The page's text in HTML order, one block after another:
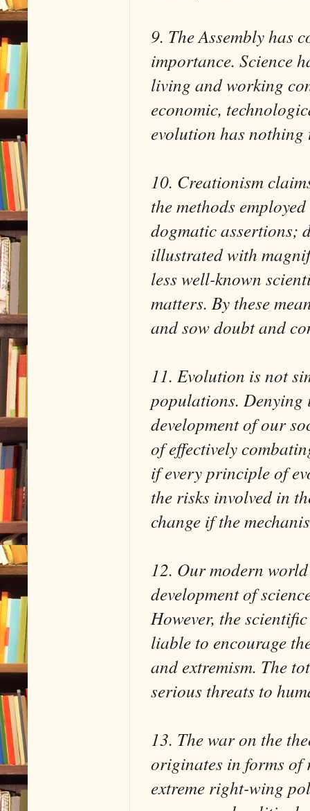
9. The Assembly has
importance. Science
living and working
economic,
evolution has
10. Creationism
the methods
dogmatic assertions;
illustrated with
less well-known
matters. By these
and sow doubt and
11. Evolution is not
populations. Denying
development of our
of effectively
if every principle of
the risks involved in
change if the
12. Our modern
development of
However, the
liable to encourage
and extremism. The
serious threats to
13. The war on the
originates in forms of
extreme right-wing